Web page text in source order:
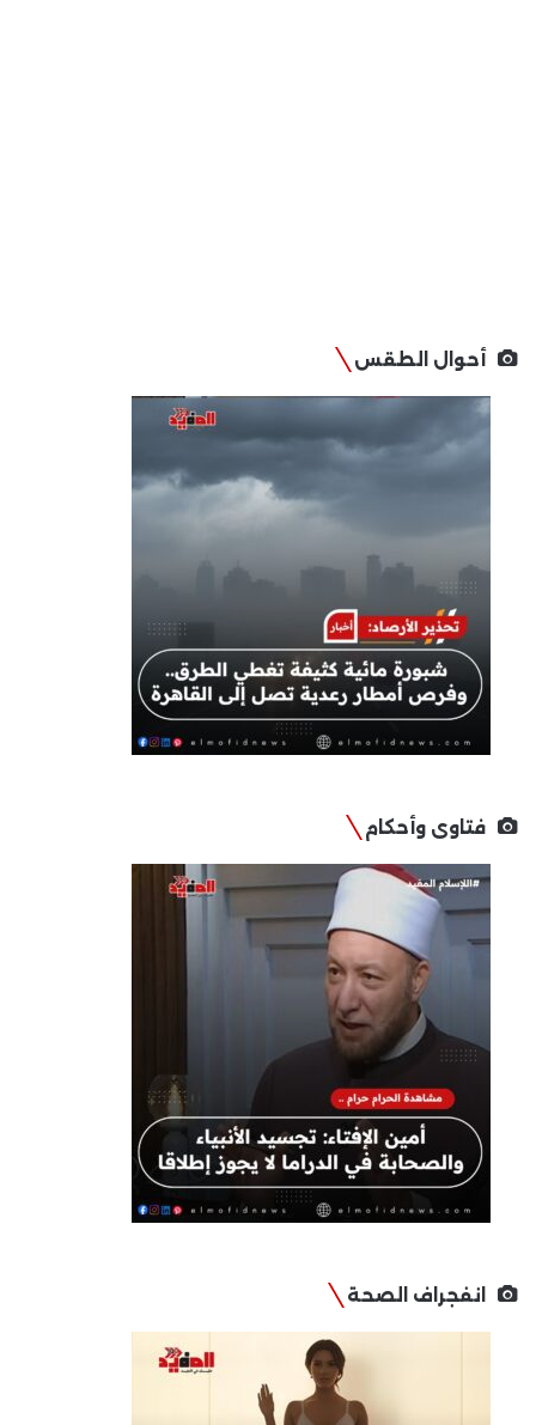
أحوال الطقس
فتاوى وأحكام
انفجراف الصحة